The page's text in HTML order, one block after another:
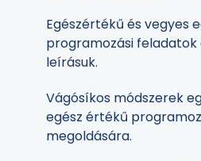
Egészértékű és vegyes
programozási feladatok
leírásuk.
Vágósíkos módszerek
egész értékű
megoldására.